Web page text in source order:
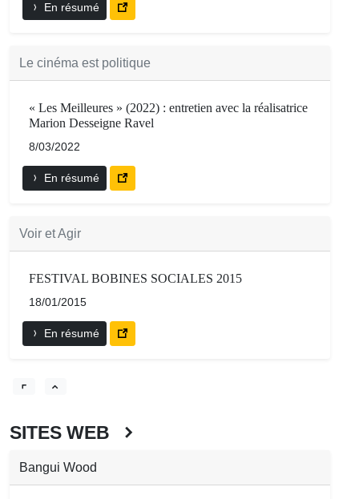
En résumé
Le cinéma est politique
« Les Meilleures » (2022) : entretien avec la réalisatrice
Marion Desseigne Ravel
8/03/2022
En résumé
Voir et Agir
FESTIVAL BOBINES SOCIALES 2015
18/01/2015
En résumé
SITES WEB
Bangui Wood